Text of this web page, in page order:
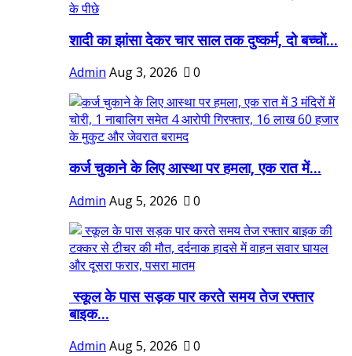
शादी का झांसा देकर चार साल तक दुष्कर्म, दो बच्चों...
Admin Aug 3, 2026 0
कर्ज चुकाने के लिए आस्था पर हमला, एक रात में...
Admin Aug 5, 2026 0
स्कूल के पास सड़क पार करते समय तेज रफ्तार
बाइक...
Admin Aug 5, 2026 0